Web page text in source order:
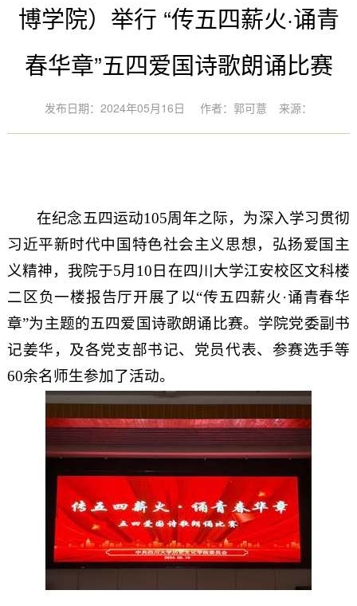
博学院）举行 “传五四薪火·诵青
春华章”五四爱国诗歌朗诵比赛
发布日期：2024年05月16日 作者：郭可薏 来源：
在纪念五四运动105周年之际，为深入学习贯彻
习近平新时代中国特色社会主义思想，弘扬爱国主
义精神，我院于5月 10日在四川大学江安校区文科楼
二区负一楼报告厅开展了以“传五四薪火 ·诵青春华
章”为主题的五四爱国诗歌朗诵比赛。学院党委副书
记姜华，及各党支部书记、党员代表、参赛选手等
60余名师生参加了活动。